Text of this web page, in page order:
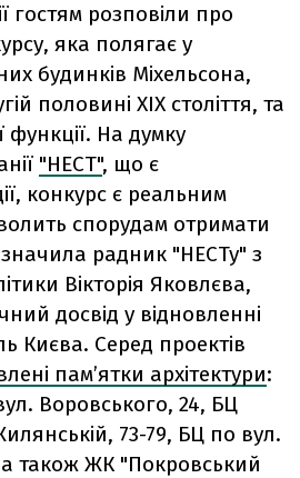
гостям розповіли про
яка полягає у
будинків Міхельсона,
половині ХІХ століття, та
функції. На думку
"НЕСТ", що є
конкурс є реальним
спорудам отримати
радник "НЕСТу" з
Вікторія Яковлєва,
досвід у відновленні
Києва. Серед проектів
пам’ятки архітектури:
Воровського, 24, БЦ
73-79, БЦ по вул.
а також ЖК "Покровський